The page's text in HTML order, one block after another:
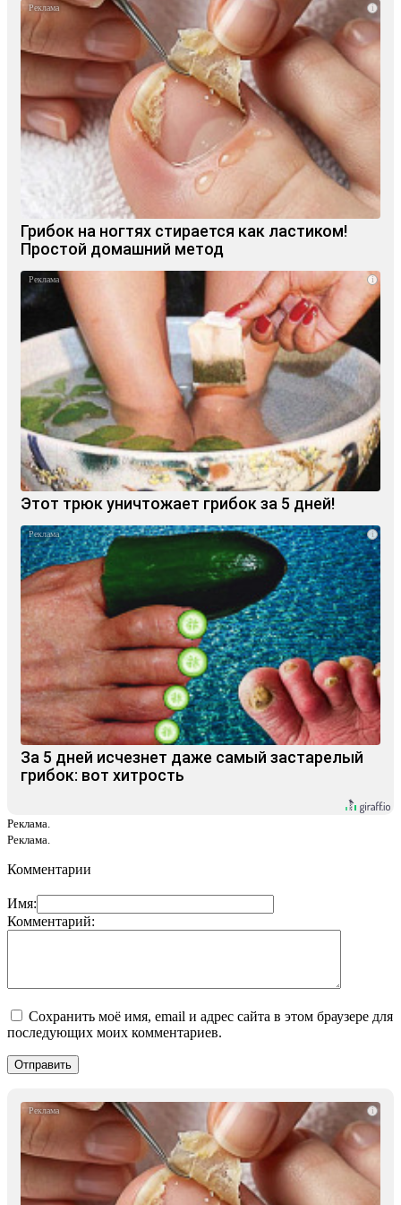
i
Грибок на ногтях стирается как ластиком!
Простой домашний метод
i
Этот трюк уничтожает грибок за 5 дней!
i
За 5 дней исчезнет даже самый застарелый
грибок: вот хитрость
Реклама.
Реклама.
Комментарии
Имя:
Комментарий:
Сохранить моё имя, email и адрес сайта в этом браузере для
последующих моих комментариев.
i